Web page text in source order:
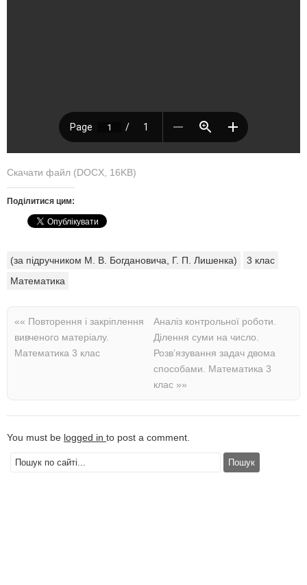
Скачати файл (DOCX, 16KB)
Поділитися цим:
(за підручником М. В. Богдановича, Г. П. Лишенка)
3 клас
Математика
«« Повторення і закріплення
вивченого матеріалу.
Математика 3 клас
Аналіз контрольної роботи.
Ділення суми на число.
Розв’язування задач двома
способами. Математика 3
клас »»
You must be logged in to post a comment.